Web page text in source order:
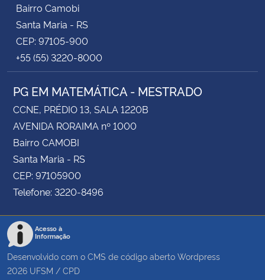
Bairro Camobi
Santa Maria - RS
CEP: 97105-900
+55 (55) 3220-8000
PG EM MATEMÁTICA - MESTRADO
CCNE, PRÉDIO 13, SALA 1220B
AVENIDA RORAIMA nº 1000
Bairro CAMOBI
Santa Maria - RS
CEP: 97105900
Telefone: 3220-8496
Acesso à
Informação
Desenvolvido com o CMS de código aberto Wordpress
2026 UFSM / CPD